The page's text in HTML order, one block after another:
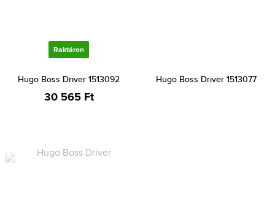
Raktáron
Hugo Boss Driver 1513092
30 565 Ft
Hugo Boss Driver 1513077